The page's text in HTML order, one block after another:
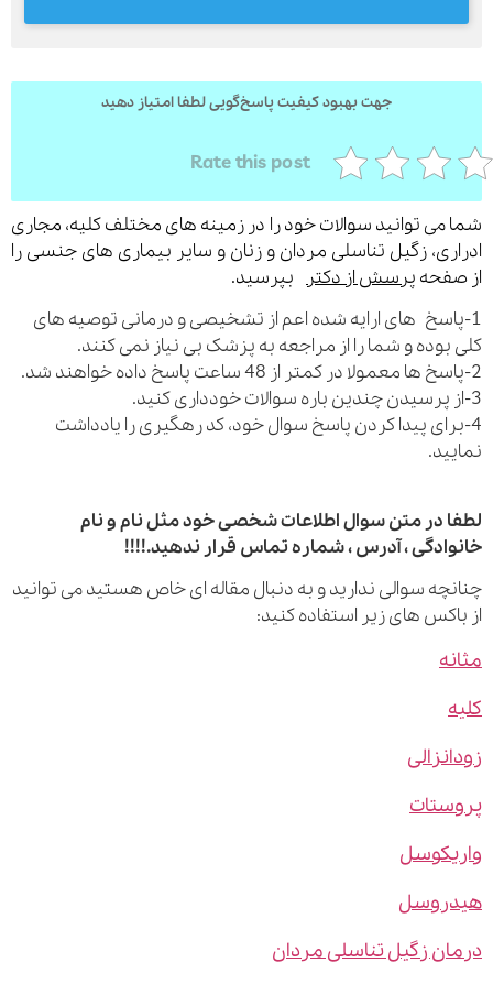
جهت بهبود کیفیت پاسخ‌گویی لطفا امتیاز دهید
Rate this post
توانید سوالات خود را در زمینه های مختلف کلیه، مجاری
زگیل تناسلی مردان و زنان و سایر بیماری های جنسی را
پرسش از دکتربپرسید.
های ارایه شده اعم از تشخیصی و درمانی توصیه های
و شما را از مراجعه به پزشک بی نیاز نمی کنند.
پیدا کردن پاسخ سوال خود، کد رهگیری را یادداشت
در متن سوال اطلاعات شخصی خود مثل نام و نام
، آدرس ، شماره تماس قرار ندهید.!!!!
سوالی ندارید و به دنبال مقاله ای خاص هستید می توانید
های زیر استفاده کنید:
زگیل تناسلی مردان